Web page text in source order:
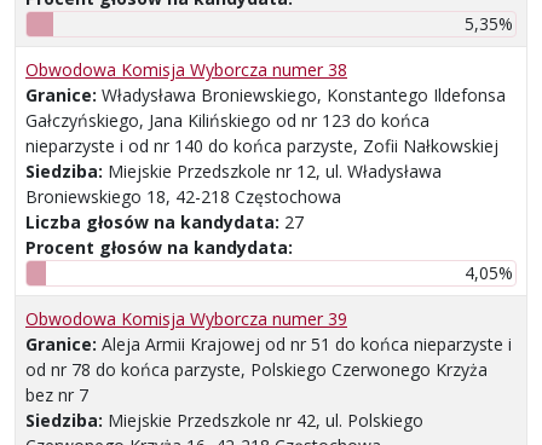
5,35%
Obwodowa Komisja Wyborcza numer 38
Granice: Władysława Broniewskiego, Konstantego Ildefonsa
Gałczyńskiego, Jana Kilińskiego od nr 123 do końca
nieparzyste i od nr 140 do końca parzyste, Zofii Nałkowskiej
Siedziba: Miejskie Przedszkole nr 12, ul. Władysława
Broniewskiego 18, 42-218 Częstochowa
Liczba głosów na kandydata: 27
Procent głosów na kandydata:
4,05%
Obwodowa Komisja Wyborcza numer 39
Granice: Aleja Armii Krajowej od nr 51 do końca nieparzyste i
od nr 78 do końca parzyste, Polskiego Czerwonego Krzyża
bez nr 7
Siedziba: Miejskie Przedszkole nr 42, ul. Polskiego